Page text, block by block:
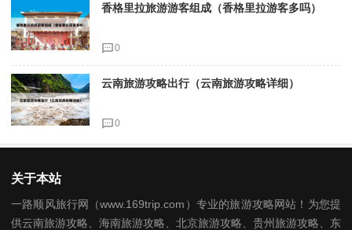
香格里拉旅游游客组成（香格里拉游客多吗）
0
云南旅游攻略出行（云南旅游攻略详细）
0
关于本站
一路顺风旅行网（www.169trip.com）专业的旅游攻略网站！为您提
供云南旅游攻略、海南旅游攻略、北京旅游攻略、贵州旅游攻略、东